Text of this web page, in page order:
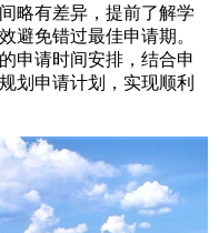
略有差异，提前了解学
避免错过最佳申请期。
申请时间安排，结合申
划申请计划，实现顺利